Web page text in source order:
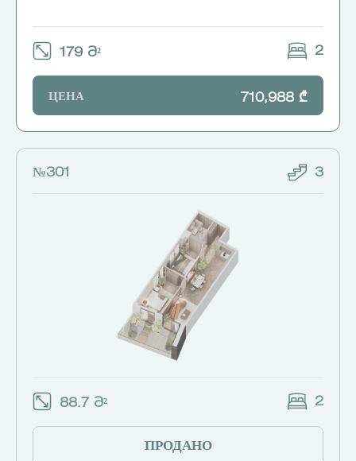
179 Მ² 2
ЦЕНА 710,988 ₾
№301 3
88.7 Მ² 2
ПРОДАНО